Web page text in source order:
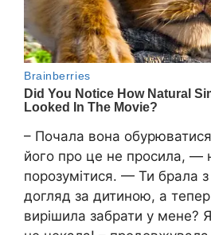
– Почала вона
його про це не просила, —
порозумітися. — Ти брала
догляд за дитиною, а
вирішила забрати у мене?